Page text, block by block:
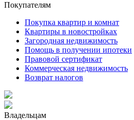
Покупателям
Покупка квартир и комнат
Квартиры в новостройках
Загородная недвижимость
Помощь в получении ипотеки
Правовой сертификат
Коммерческая недвижимость
Возврат налогов
Владельцам